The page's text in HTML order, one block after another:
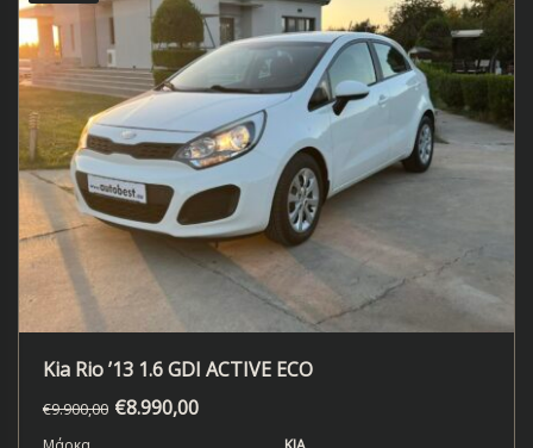
Kia Rio ’13 1.6 GDI ACTIVE ECO
€9.900,00 €8.990,00